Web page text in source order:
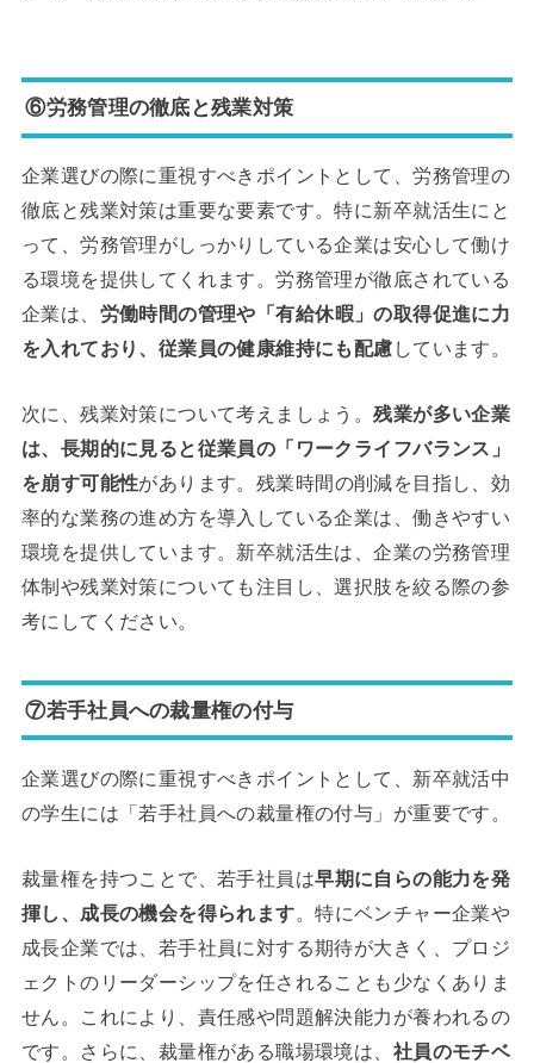
⑥労務管理の徹底と残業対策
企業選びの際に重視すべきポイントとして、労務管理の
徹底と残業対策は重要な要素です。特に新卒就活生にと
って、労務管理がしっかりしている企業は安心して働け
る環境を提供してくれます。労務管理が徹底されている
企業は、 労働時間の管理や「有給休暇」の取得促進に力
を入れており、従業員の健康維持にも配慮 しています。
次に、残業対策について考えましょう。残業が多い企業
は、長期的に見ると従業員の「ワークライフバランス」
を崩す可能性があります。残業時間の削減を目指し、効
率的な業務の進め方を導入している企業は、働きやすい
環境を提供しています。新卒就活生は、企業の労務管理
体制や残業対策についても注目し、選択肢を絞る際の参
考にしてください。
⑦若手社員への裁量権の付与
企業選びの際に重視すべきポイントとして、新卒就活中
の学生には「若手社員への裁量権の付与」が重要です。
裁量権を持つことで、若手社員は早期に自らの能力を発
揮し、成長の機会を得られます。特にベンチャー企業や
成長企業では、若手社員に対する期待が大きく、プロジ
ェクトのリーダーシップを任されることも少なくありま
せん。これにより、責任感や問題解決能力が養われるの
です。さらに、裁量権がある職場環境は、 社員のモチベ